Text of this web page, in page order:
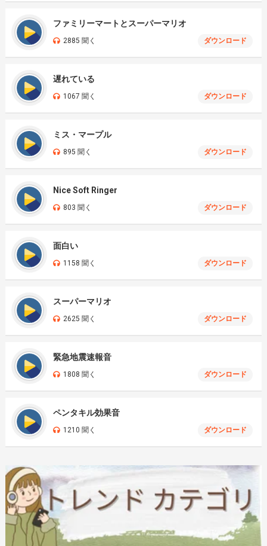
ファミリーマートとスーパーマリオ
2885 聞く ダウンロード
遅れている
1067 聞く ダウンロード
ミス・マープル
895 聞く ダウンロード
Nice Soft Ringer
803 聞く ダウンロード
面白い
1158 聞く ダウンロード
スーパーマリオ
2625 聞く ダウンロード
緊急地震速報音
1808 聞く ダウンロード
ペンタキル効果音
1210 聞く ダウンロード